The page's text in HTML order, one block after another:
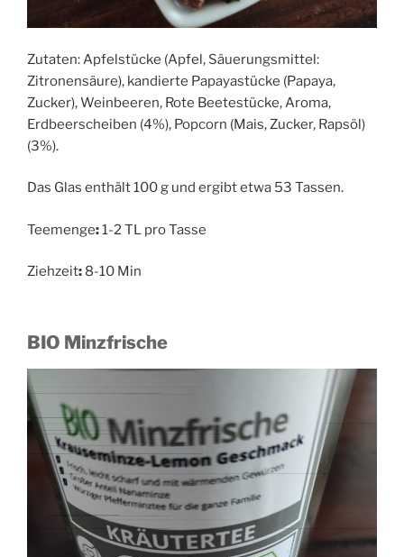
Zutaten: Apfelstücke (Apfel, Säuerungsmittel:
Zitronensäure), kandierte Papayastücke (Papaya,
Zucker), Weinbeeren, Rote Beetestücke, Aroma,
Erdbeerscheiben (4%), Popcorn (Mais, Zucker, Rapsöl)
(3%).
Das Glas enthält 100 g und ergibt etwa 53 Tassen.
Teemenge:1-2 TL pro Tasse
Ziehzeit: 8-10 Min
BIO Minzfrische